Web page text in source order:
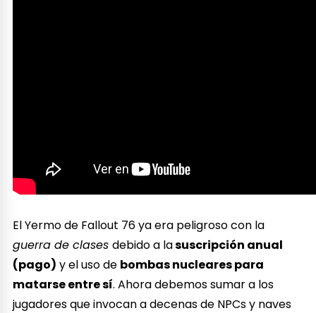
El Yermo de Fallout 76 ya era peligroso con la
guerra de clasesdebido a lasuscripción anual
(pago) y el uso de bombas nucleares para
matarse entre sí. Ahora debemos sumar a los
jugadores que invocan a decenas de NPCs y naves